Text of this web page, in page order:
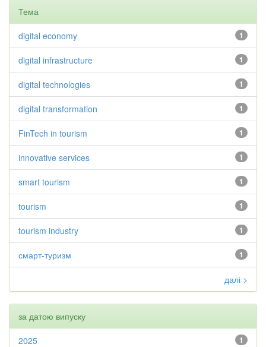
Тема
1
digital economy
1
digital infrastructure
1
digital technologies
1
digital transformation
1
FinTech in tourism
1
innovative services
1
smart tourism
1
tourism
1
tourism industry
1
смарт-туризм
далі >
за датою випуску
1
2025